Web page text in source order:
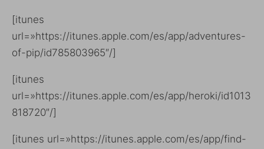
[itunes
url=»https://itunes.apple.com/es/app/adventures-
of-pip/id785803965″/]
[itunes
url=»https://itunes.apple.com/es/app/heroki/id1013
818720″/]
[itunes url=»https://itunes.apple.com/es/app/find-